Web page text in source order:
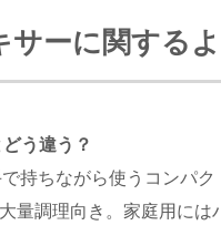
サーに関する
う違う？
持ちながら使うコンパク
量調理向き。家庭用には